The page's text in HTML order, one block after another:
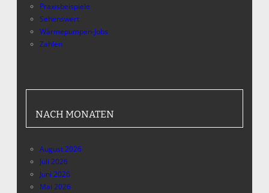
Praxisbeispiele
Sehenswert
Wärmepumpen-Jobs
Zahlen
NACH MONATEN
August 2026
Juli 2026
Juni 2026
Mai 2026